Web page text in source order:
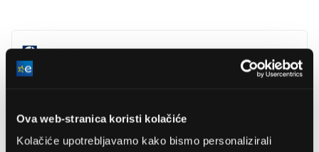
Ova web-stranica koristi kolačiće
Kolačiće upotrebljavamo kako bismo personalizirali